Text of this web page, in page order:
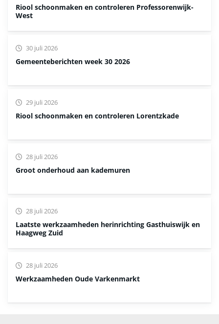
Riool schoonmaken en controleren Professorenwijk-
West
Gemeenteberichten week 30 2026
30 juli 2026
Riool schoonmaken en controleren Lorentzkade
29 juli 2026
Groot onderhoud aan kademuren
28 juli 2026
Laatste werkzaamheden herinrichting Gasthuiswijk en
Haagweg Zuid
28 juli 2026
Werkzaamheden Oude Varkenmarkt
28 juli 2026